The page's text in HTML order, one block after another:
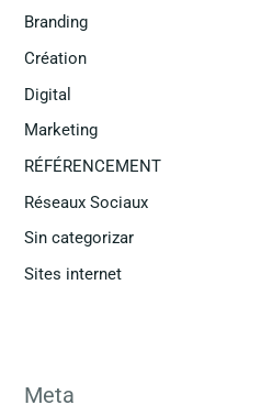
Branding
Création
Digital
Marketing
RÉFÉRENCEMENT
Réseaux Sociaux
Sin categorizar
Sites internet
Meta